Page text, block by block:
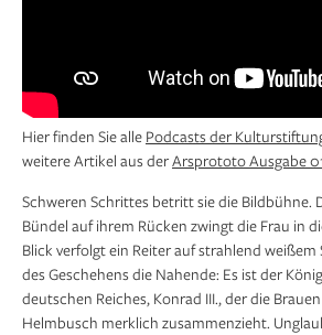
Hier finden Sie alle Podcasts der
weitere Artikel aus derArsprototo Ausgabe
Schweren Schrittes betritt sie die Bildbühne.
Bündel auf ihrem Rücken zwingt die Frau in
Blick verfolgt ein Reiter auf strahlend
des Geschehens die Nahende: Es ist der
deutschen Reiches, Konrad III., der die
Helmbusch merklich zusammenzieht.